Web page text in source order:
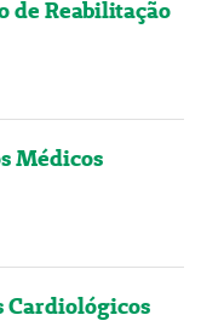
de Reabilitação
Médicos
Cardiológicos